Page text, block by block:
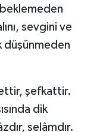
beklemeden
sevgini ve
düşünmeden
şefkattir.
dik
selâmdır.